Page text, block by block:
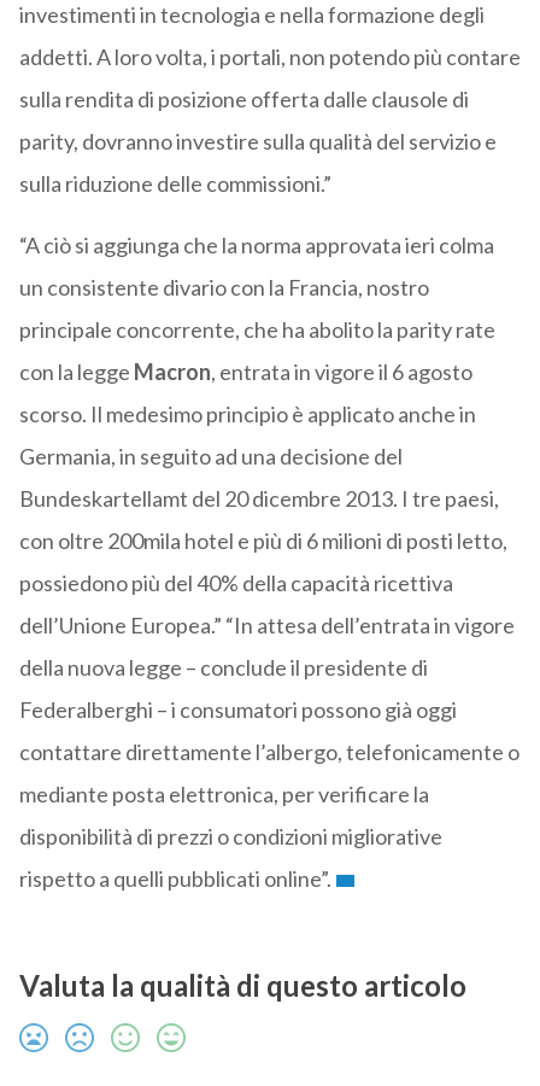
investimenti in tecnologia e nella formazione degli
addetti. A loro volta, i portali, non potendo più contare
sulla rendita di posizione offerta dalle clausole di
parity, dovranno investire sulla qualità del servizio e
sulla riduzione delle commissioni.”
“A ciò si aggiunga che la norma approvata ieri colma
un consistente divario con la Francia, nostro
principale concorrente, che ha abolito la parity rate
con la legge Macron, entrata in vigore il 6 agosto
scorso. Il medesimo principio è applicato anche in
Germania, in seguito ad una decisione del
Bundeskartellamt del 20 dicembre 2013. I tre paesi,
con oltre 200mila hotel e più di 6 milioni di posti letto,
possiedono più del 40% della capacità ricettiva
dell’Unione Europea.” “In attesa dell’entrata in vigore
della nuova legge – conclude il presidente di
Federalberghi – i consumatori possono già oggi
contattare direttamente l’albergo, telefonicamente o
mediante posta elettronica, per verificare la
disponibilità di prezzi o condizioni migliorative
rispetto a quelli pubblicati online”.
Valuta la qualità di questo articolo